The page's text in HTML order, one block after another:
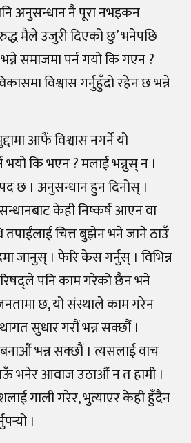
अनि अनुसन्धान नै पूरा नभइकन
मैले उजुरी दिएको छु’ भनेपछि
भन्ने समाजमा पर्न गयो कि गएन ?
विश्वास गर्नुहुँदो रहेन छ भन्ने
आफैं विश्वास नगर्ने यो
भयो कि भएन ? मलाई भन्नुस् न ।
छ । अनुसन्धान हुन दिनोस् ।
केही निष्कर्ष आएन वा
चित्त बुझेन भने जाने ठाउँ
जानुस् । फेरि केस गर्नुस् । विभिन्न
पनि काम गरेको छैन भने
छ, यो संस्थाले काम गरेन
सुधार गरौं भन्न सक्छौं ।
भन्न सक्छौं । त्यसलाई वाच
भनेर आवाज उठाऔं न त हामी ।
गाली गरेर, भुत्याएर केही हुँदैन
यो ।